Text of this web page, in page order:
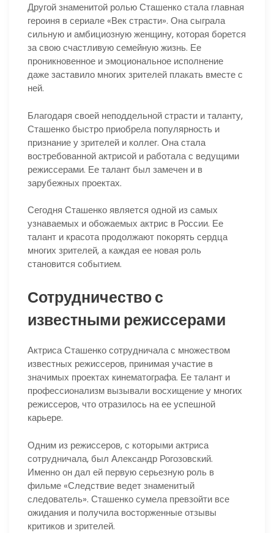
Другой знаменитой ролью Сташенко стала главная
героиня в сериале «Век страсти». Она сыграла
сильную и амбициозную женщину, которая борется
за свою счастливую семейную жизнь. Ее
проникновенное и эмоциональное исполнение
даже заставило многих зрителей плакать вместе с
ней.
Благодаря своей неподдельной страсти и таланту,
Сташенко быстро приобрела популярность и
признание у зрителей и коллег. Она стала
востребованной актрисой и работала с ведущими
режиссерами. Ее талант был замечен и в
зарубежных проектах.
Сегодня Сташенко является одной из самых
узнаваемых и обожаемых актрис в России. Ее
талант и красота продолжают покорять сердца
многих зрителей, а каждая ее новая роль
становится событием.
Сотрудничество с
известными режиссерами
Актриса Сташенко сотрудничала с множеством
известных режиссеров, принимая участие в
значимых проектах кинематографа. Ее талант и
профессионализм вызывали восхищение у многих
режиссеров, что отразилось на ее успешной
карьере.
Одним из режиссеров, с которыми актриса
сотрудничала, был Александр Рогозовский.
Именно он дал ей первую серьезную роль в
фильме «Следствие ведет знаменитый
следователь». Сташенко сумела превзойти все
ожидания и получила восторженные отзывы
критиков и зрителей.